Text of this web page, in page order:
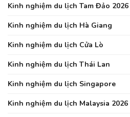
Kinh nghiệm du lịch Tam Đảo 2026
Kinh nghiệm du lịch Hà Giang
Kinh nghiệm du lịch Cửa Lò
Kinh nghiệm du lịch Thái Lan
Kinh nghiệm du lịch Singapore
Kinh nghiệm du lịch Malaysia 2026